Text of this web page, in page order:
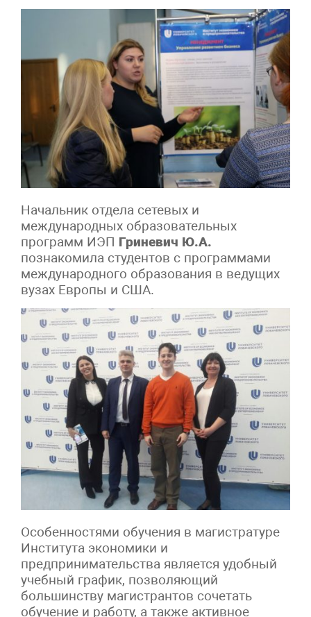
Начальник отдела сетевых и
международных образовательных
программ ИЭП Гриневич Ю.А.
познакомила студентов с программами
международного образования в ведущих
вузах Европы и США.
Особенностями обучения в магистратуре
Института экономики и
предпринимательства является удобный
учебный график, позволяющий
большинству магистрантов сочетать
обучение и работу, а также активное